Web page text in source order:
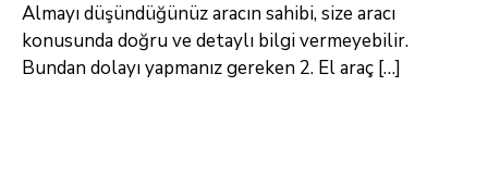
Almayı düşündüğünüz aracın sahibi, size aracı
konusunda doğru ve detaylı bilgi vermeyebilir.
Bundan dolayı yapmanız gereken 2. El araç […]